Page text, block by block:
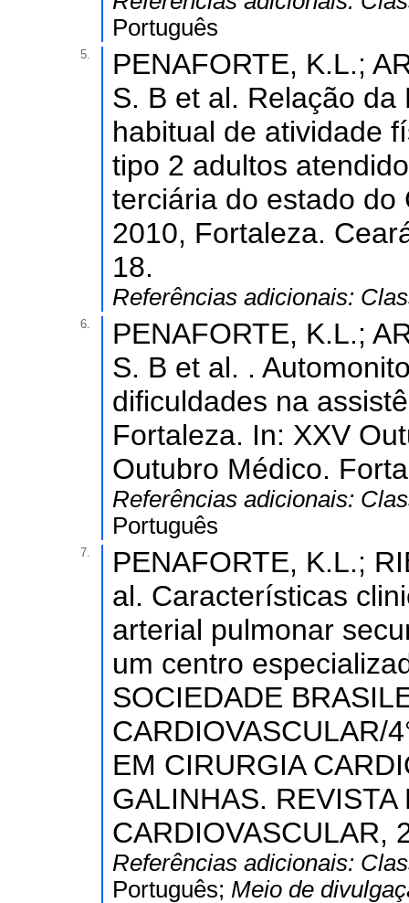
Português
5.
PENAFORTE, K.L.;
S. B et al. Relação
habitual de atividade
tipo 2 adultos
terciária do estado do
2010, Fortaleza.
18.
Referências adicionais:
6.
PENAFORTE, K.L.;
S. B et al. .
dificuldades na
Fortaleza. In: XXV
Outubro Médico.
Referências adicionais:
Português
7.
PENAFORTE, K.L.;
al. Características
arterial pulmonar
um centro
SOCIEDADE
CARDIOVASCULAR/
EM CIRURGIA
GALINHAS.
CARDIOVASCULAR,
Referências adicionais:
Português; Meio de